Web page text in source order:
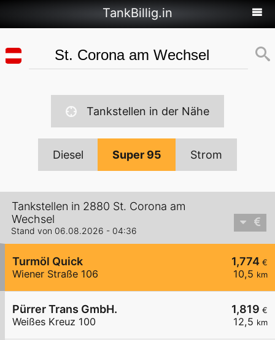
TankBillig.in
Tankstellen in der Nähe
Diesel Super 95 Strom
Tankstellen in 2880 St. Corona am
Wechsel
Stand von 06.08.2026 - 04:36
1,774 €
10,5 km
Turmöl Quick
Wiener Straße 106
1,819 €
12,5 km
Pürrer Trans GmbH.
Weißes Kreuz 100